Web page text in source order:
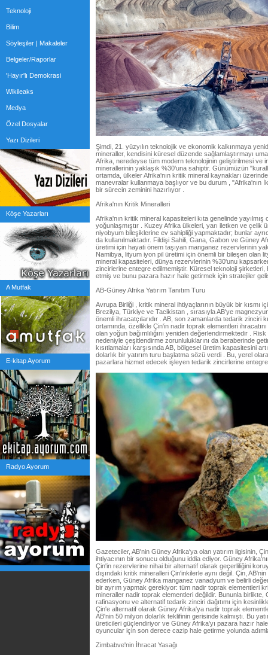
Teknoloji
Bilim
Söyleşiler | Makaleler
Belgeler/Raporlar
'Hayır'lı Demokrasi
Wikileaks
Medya
Özel Dosyalar
Yazı Dizileri
Köşe Yazarları
A Mutfak
E-kitap Ayorum
Radyo Ayorum
Şimdi, 21. yüzyılın teknolojik ve ekonomik kalkınmaya
mineraller, kendisini küresel düzende sağlamlaştırmayı
Afrika, neredeyse tüm modern teknolojinin geliştirilmesi ve
minerallerinin yaklaşık %30'una sahiptir. Günümüzün
ortamda, ülkeler Afrika'nın kritik mineral kaynakları
manevralar kullanmaya başlıyor ve bu durum , "Afrika'nın
bir sürecin zeminini hazırlıyor .
Afrika'nın Kritik Mineralleri
Afrika'nın kritik mineral kapasiteleri kıta genelinde
yoğunlaşmıştır . Kuzey Afrika ülkeleri, yarı iletken ve çelik
niyobyum bileşiklerine ev sahipliği yapmaktadır; bunlar
da kullanılmaktadır. Fildişi Sahili, Gana, Gabon ve Güney
üretimi için hayati önem taşıyan manganez rezervlerinin
Namibya, lityum iyon pil üretimi için önemli bir bileşen olan
mineral kapasiteleri, dünya rezervlerinin %30'unu
zincirlerine entegre edilmemiştir. Küresel teknoloji
etmiş ve bunu pazara hazır hale getirmek için stratejiler
AB-Güney Afrika Yatırım Tanıtım Turu
Avrupa Birliği , kritik mineral ihtiyaçlarının büyük bir kısmı
Brezilya, Türkiye ve Tacikistan , sırasıyla AB'ye
önemli ihracatçılarıdır . AB, son zamanlarda tedarik zinciri
ortamında, özellikle Çin'in nadir toprak elementleri
olan yoğun bağımlılığını yeniden değerlendirmektedir .
nedeniyle çeşitlendirme zorunluluklarını da beraberinde
kısıtlamaları karşısında AB, bölgesel üretim kapasitesini
dolarlık bir yatırım turu başlatma sözü verdi . Bu, yerel
pazarlara hizmet edecek işleyen tedarik zincirlerine
Gazeteciler, AB'nin Güney Afrika'ya olan yatırım ilgisinin,
ihtiyacının bir sonucu olduğunu iddia ediyor. Güney
Çin'in rezervlerine nihai bir alternatif olarak geçerliliğini
dışındaki kritik mineralleri Çin'inkilerle aynı değil. Çin,
ederken, Güney Afrika manganez vanadyum ve belirli
bir ayrım yapmak gerekiyor: tüm nadir toprak elementleri
mineraller nadir toprak elementleri değildir. Bununla birlikte,
rafinasyonu ve alternatif tedarik zinciri dağıtımı için
Çin'e alternatif olarak Güney Afrika'ya nadir toprak
AB'nin 50 milyon dolarlık teklifinin gerisinde kalmıştı. Bu
üreticileri güçlendiriyor ve Güney Afrika'yı pazara hazır
oyuncular için son derece cazip hale getirme yolunda
Zimbabve'nin İhracat Yasağı